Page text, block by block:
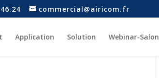
commercial@airicom.fr
Application Solution Webinar-Salon